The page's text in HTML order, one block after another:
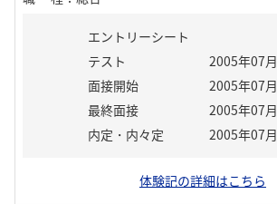
エントリーシート
テスト
2005年07月
面接開始
2005年07月
最終面接
2005年07月
内定・内々定
2005年07月
体験記の詳細はこちら